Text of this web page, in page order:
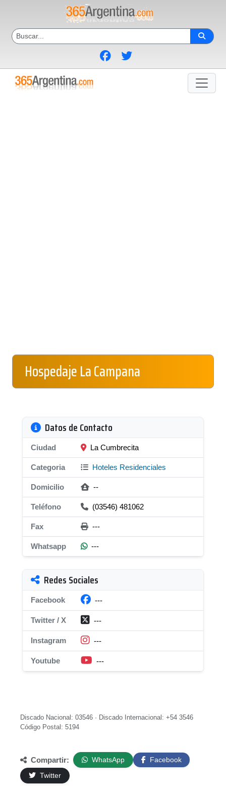
Hospedaje La Campana
Datos de Contacto
Ciudad La Cumbrecita
Categoria Hoteles Residenciales
Domicilio --
Teléfono (03546) 481062
Fax ---
Whatsapp ---
Redes Sociales
Facebook ---
Twitter / X ---
Instagram ---
Youtube ---
Discado Nacional: 03546 · Discado Internacional: +54 3546
Código Postal: 5194
Compartir: WhatsApp
Facebook
Twitter